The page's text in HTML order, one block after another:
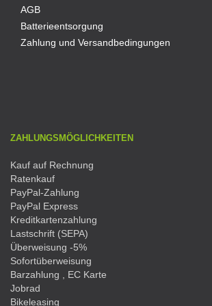
AGB
Batterieentsorgung
Zahlung und Versandbedingungen
ZAHLUNGSMÖGLICHKEITEN
Kauf auf Rechnung
Ratenkauf
PayPal-Zahlung
PayPal Express
Kreditkartenzahlung
Lastschrift (SEPA)
Überweisung -5%
Sofortüberweisung
Barzahlung , EC Karte
Jobrad
Bikeleasing